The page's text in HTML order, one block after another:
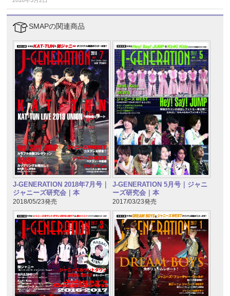
SMAPの関連商品
J-GENERATION 2018年7月号｜
ジャニーズ研究会｜本
2018/05/23発売
J-GENERATION 5月号｜ジャニ
ーズ研究会｜本
2017/03/23発売